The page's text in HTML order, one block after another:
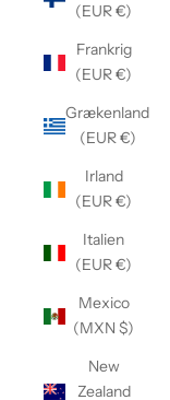
(EUR €)
Frankrig
(EUR €)
Grækenland
(EUR €)
Irland
(EUR €)
Italien
(EUR €)
Mexico
(MXN $)
New
Zealand